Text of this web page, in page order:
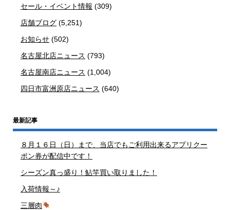
セール・イベント情報 (309)
店舗ブログ (5,251)
お知らせ (502)
名古屋北店ニュース (793)
名古屋南店ニュース (1,004)
四日市富洲原店ニュース (640)
最新記事
８月１６日（日）まで、当店でもご利用出来るアプリクー
ポン券が配信中です！
シーズン真っ盛り！鮎竿買い取りました！
入荷情報～♪
三層肉